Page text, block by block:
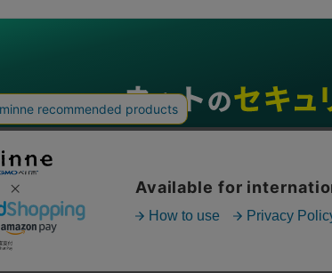
ープサービス
ターネットサービス